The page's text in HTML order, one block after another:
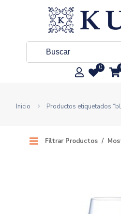
0
Inicio Productos etiquetados
Filtrar Productos